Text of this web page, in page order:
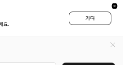
요.
가다